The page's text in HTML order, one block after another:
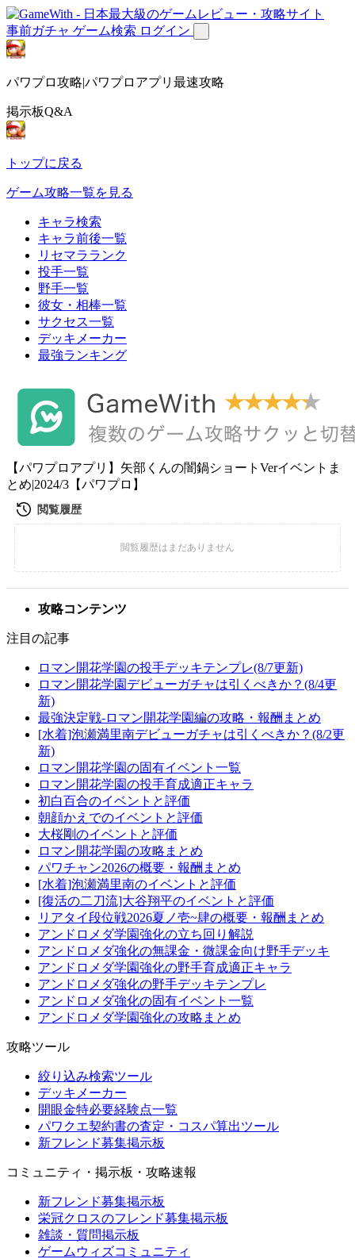
事前ガチャ ゲーム検索 ログイン
パワプロ攻略|パワプロアプリ最速攻略
掲示板Q&A
トップに戻る
ゲーム攻略一覧を見る
キャラ検索
キャラ前後一覧
リセマラランク
投手一覧
野手一覧
彼女・相棒一覧
サクセス一覧
デッキメーカー
最強ランキング
【パワプロアプリ】矢部くんの闇鍋ショートVerイベントま
とめ|2024/3【パワプロ】
攻略コンテンツ
注目の記事
ロマン開花学園の投手デッキテンプレ(8/7更新)
ロマン開花学園デビューガチャは引くべきか？(8/4更
新)
最強決定戦-ロマン開花学園編の攻略・報酬まとめ
[水着]泡瀬満里南デビューガチャは引くべきか？(8/2更
新)
ロマン開花学園の固有イベント一覧
ロマン開花学園の投手育成適正キャラ
初白百合のイベントと評価
朝顔かえでのイベントと評価
大桜剛のイベントと評価
ロマン開花学園の攻略まとめ
パワチャン2026の概要・報酬まとめ
[水着]泡瀬満里南のイベントと評価
[復活の二刀流]大谷翔平のイベントと評価
リアタイ段位戦2026夏ノ壱~肆の概要・報酬まとめ
アンドロメダ学園強化の立ち回り解説
アンドロメダ強化の無課金・微課金向け野手デッキ
アンドロメダ学園強化の野手育成適正キャラ
アンドロメダ強化の野手デッキテンプレ
アンドロメダ強化の固有イベント一覧
アンドロメダ学園強化の攻略まとめ
攻略ツール
絞り込み検索ツール
デッキメーカー
開眼金特必要経験点一覧
パワクエ契約書の査定・コスパ算出ツール
新フレンド募集掲示板
コミュニティ・掲示板・攻略速報
新フレンド募集掲示板
栄冠クロスのフレンド募集掲示板
雑談・質問掲示板
ゲームウィズコミュニティ